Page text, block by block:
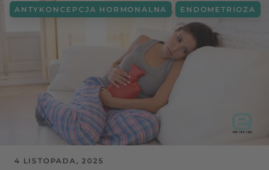
4 LISTOPADA, 2025
ANTYKONCEPCJA HORMONALNA ENDOMETRIOZA